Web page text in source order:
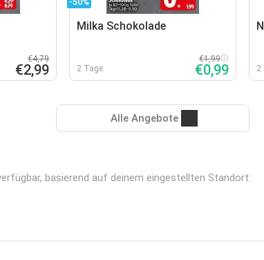
€4,79
€2,99
Milka Schokolade
2 Tage
€1,99
€0,99 2
Alle Angebote
basierend auf deinem eingestellten Standort: